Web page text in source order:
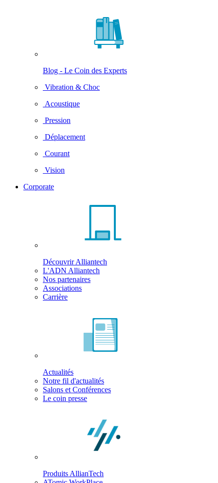
Blog - Le Coin des Experts
Vibration & Choc
Acoustique
Pression
Déplacement
Courant
Vision
Corporate
Découvrir Alliantech
L'ADN Alliantech
Nos partenaires
Associations
Carrière
Actualités
Notre fil d'actualités
Salons et Conférences
Le coin presse
Produits AllianTech